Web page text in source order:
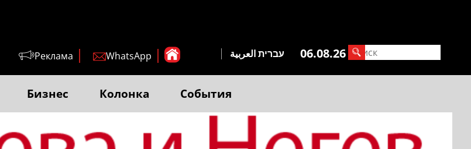
Реклама WhatsApp 06.08.26 עבריתالعربية
Бизнес Колонка События